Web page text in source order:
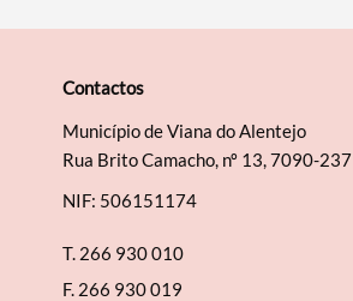
Contactos
Município de Viana do Alentejo
Rua Brito Camacho, nº 13, 7090-237
NIF: 506151174
T. 266 930 010
F. 266 930 019